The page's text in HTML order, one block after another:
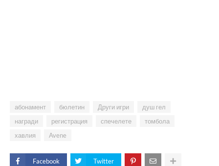
абонамент бюлетин Други игри
душ гел
награди
регистрация спечелете
томбола
хавлия
Avene
Facebook Twitter